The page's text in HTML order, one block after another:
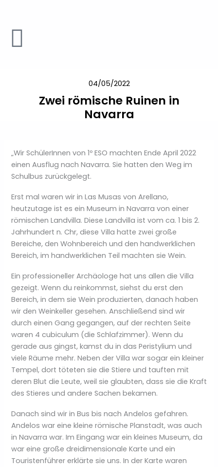
springen
04/05/2022
Zwei römische Ruinen in
Navarra
„Wir SchülerInnen von 1º ESO machten Ende April 2022
einen Ausflug nach Navarra. Sie hatten den Weg im
Schulbus zurückgelegt.
Erst mal waren wir in Las Musas von Arellano,
heutzutage ist es ein Museum in Navarra von einer
römischen Landvilla. Diese Landvilla ist vom ca. 1 bis 2.
Jahrhundert n. Chr, diese Villa hatte zwei große
Bereiche, den Wohnbereich und den handwerklichen
Bereich, im handwerklichen Teil machten sie Wein.
Ein professioneller Archäologe hat uns allen die Villa
gezeigt. Wenn du reinkommst, siehst du erst den
Bereich, in dem sie Wein produzierten, danach haben
wir den Weinkeller gesehen. Anschließend sind wir
durch einen Gang gegangen, auf der rechten Seite
waren 4 cubiculum (die Schlafzimmer). Wenn du
gerade aus gingst, kamst du in das Peristylium und
viele Räume mehr. Neben der Villa war sogar ein kleiner
Tempel, dort töteten sie die Stiere und tauften mit
deren Blut die Leute, weil sie glaubten, dass sie die Kraft
des Stieres und andere Sachen bekamen.
Danach sind wir in Bus bis nach Andelos gefahren.
Andelos war eine kleine römische Planstadt, was auch
in Navarra war. Im Eingang war ein kleines Museum, da
war eine große dreidimensionale Karte und ein
Touristenführer erklärte sie uns. In der Karte waren